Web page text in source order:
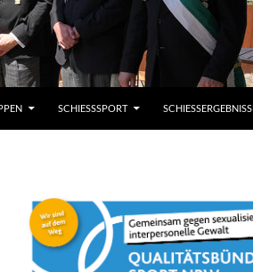
SCHIESSSPORT SCHIESSERGEBNISSE